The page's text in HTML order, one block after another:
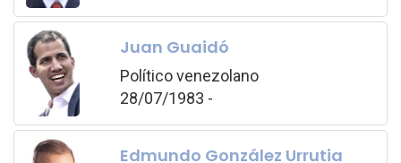
Juan Guaidó
Político venezolano
28/07/1983 -
Edmundo González Urrutia